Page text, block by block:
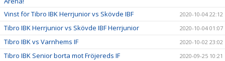
Vinst för Tibro IBK Herrjunior vs Skövde IBF 2020-10-04 22:12
Tibro IBK Herrjunior vs Skövde IBF Herrjunior 2020-10-04 01:07
Tibro IBK vs Varnhems IF 2020-10-02 23:02
Tibro IBK Senior borta mot Fröjereds IF 2020-09-25 10:21